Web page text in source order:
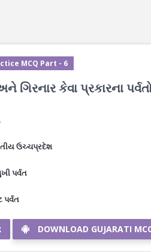
MCQ Part - 6
ગિરનાર કેવા પ્રકારના
ઉચ્ચપ્રદેશ
પર્વત
પર્વત
DOWNLOAD GUJARATI